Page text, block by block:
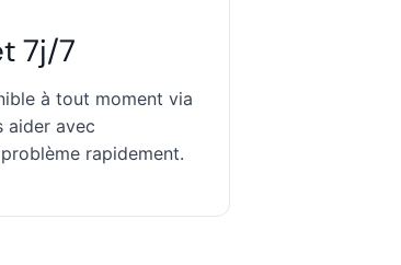
7j/7
à tout moment via
aider avec
rapidement.